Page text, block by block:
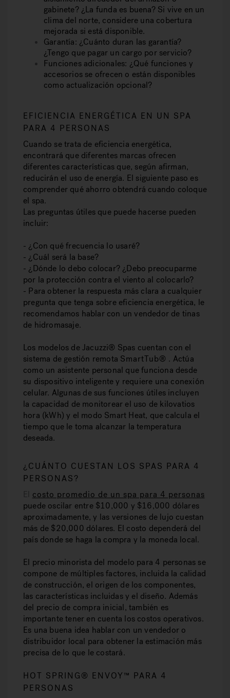
gabinete? ¿La funda es buena? Si vive en un
clima del norte, considere una cobertura
mejorada si está disponible.
Garantía: ¿Cuánto duran las garantía?
¿Tengo que pagar un cargo por servicio?
Funciones adicionales: ¿Qué funciones y
accesorios se ofrecen o están disponibles
como actualización opcional?
EFICIENCIA ENERGÉTICA EN UN SPA
PARA 4 PERSONAS
Cuando se trata de eficiencia energética,
encontrará que diferentes marcas ofrecen
diferentes características que, según afirman,
reducirán el uso de energía. El siguiente paso es
comprender qué ahorro obtendrá cuando coloque
el spa.
Las preguntas útiles que puede hacerse pueden
incluir:
- ¿Con qué frecuencia lo usaré?
- ¿Cuál será la base?
- ¿Dónde lo debo colocar? ¿Debo preocuparme
por la protección contra el viento al colocarlo?
- Para obtener la respuesta más clara a cualquier
pregunta que tenga sobre eficiencia energética, le
recomendamos hablar con un vendedor de tinas
de hidromasaje.
Los modelos de Jacuzzi® Spas cuentan con el
sistema de gestión remota SmartTub® . Actúa
como un asistente personal que funciona desde
su dispositivo inteligente y requiere una conexión
celular. Algunas de sus funciones útiles incluyen
la capacidad de monitorear el uso de kilovatios
hora (kWh) y el modo Smart Heat, que calcula el
tiempo que le toma alcanzar la temperatura
deseada.
¿CUÁNTO CUESTAN LOS SPAS PARA 4
PERSONAS?
El costo promedio de un spa para 4 personas
puede oscilar entre $10,000 y $16,000 dólares
aproximadamente, y las versiones de lujo cuestan
más de $20,000 dólares. El costo dependerá del
país donde se haga la compra y la moneda local.
El precio minorista del modelo para 4 personas se
compone de múltiples factores, incluida la calidad
de construcción, el origen de los componentes,
las características incluidas y el diseño. Además
del precio de compra inicial, también es
importante tener en cuenta los costos operativos.
Es una buena idea hablar con un vendedor o
distribuidor local para obtener la estimación más
precisa de lo que le costará.
HOT SPRING® ENVOY™ PARA 4
PERSONAS